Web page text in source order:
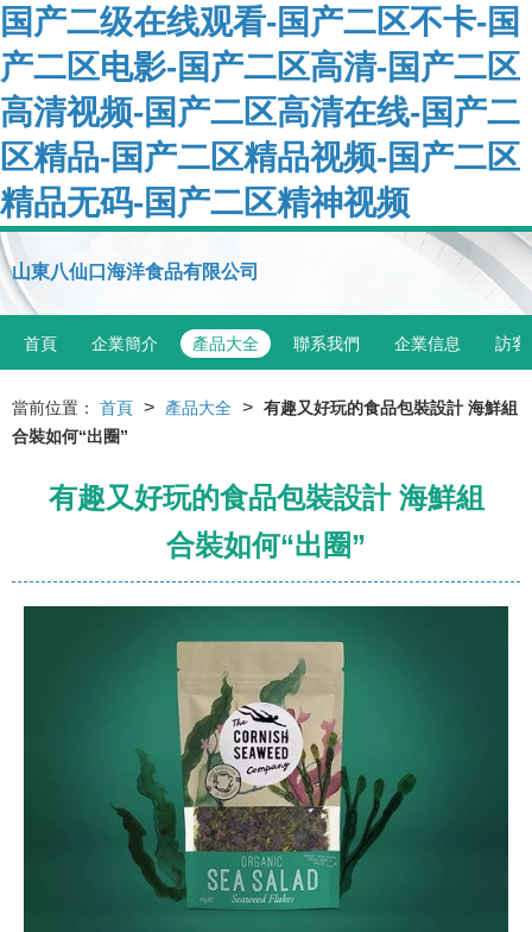
国产二级在线观看-国产二区不卡-国
产二区电影-国产二区高清-国产二区
高清视频-国产二区高清在线-国产二
区精品-国产二区精品视频-国产二区
精品无码-国产二区精神视频
山東八仙口海洋食品有限公司
首頁 企業簡介 產品大全 聯系我們 企業信息 訪客
當前位置： 首頁 > 產品大全 > 有趣又好玩的食品包裝設計 海鮮組
合裝如何“出圈”
有趣又好玩的食品包裝設計 海鮮組
合裝如何“出圈”